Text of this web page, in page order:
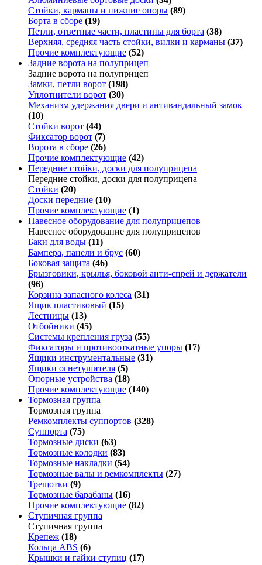
Стойки, карманы и нижние опоры (89)
Борта в сборе (19)
Петли, ответные части, пластины для борта (38)
Верхняя, средняя часть стойки, вилки и карманы (37)
Прочие комплектующие (52)
Задние ворота на полуприцеп
Задние ворота на полуприцеп
Замки, петли ворот (198)
Уплотнители ворот (30)
Механизм удержания двери и антивандальный замок
(10)
Стойки ворот (44)
Фиксатор ворот (7)
Ворота в сборе (26)
Прочие комплектующие (42)
Передние стойки, доски для полуприцепа
Передние стойки, доски для полуприцепа
Стойки (20)
Доски передние (10)
Прочие комплектующие (1)
Навесное оборудование для полуприцепов
Навесное оборудование для полуприцепов
Баки для воды (11)
Бампера, панели и брус (60)
Боковая защита (46)
Брызговики, крылья, боковой анти-спрей и держатели
(96)
Корзина запасного колеса (31)
Ящик пластиковый (15)
Лестницы (13)
Отбойники (45)
Системы крепления груза (55)
Фиксаторы и противооткатные упоры (17)
Ящики инструментальные (31)
Ящики огнетушителя (5)
Опорные устройства (18)
Прочие комплектующие (140)
Тормозная группа
Тормозная группа
Ремкомплекты суппортов (328)
Суппорта (75)
Тормозные диски (63)
Тормозные колодки (83)
Тормозные накладки (54)
Тормозные валы и ремкомплекты (27)
Трещотки (9)
Тормозные барабаны (16)
Прочие комплектующие (82)
Ступичная группа
Ступичная группа
Крепеж (18)
Кольца ABS (6)
Крышки и гайки ступиц (17)